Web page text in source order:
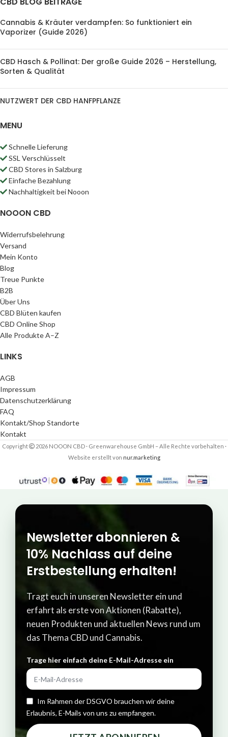
Cannabis & Kräuter verdampfen: So funktioniert ein
Vaporizer (Guide 2026)
CBD Hasch & Pollinat: Der große Guide 2026 – Herstellung,
Sorten & Qualität
NUTZWERT DER CBD HANFPFLANZE
MENU
Schnelle Lieferung
SSL Verschlüsselt
CBD Stores in Salzburg
Einfache Bezahlung
Nachhaltigkeit bei Nooon
NOOON CBD
Widerrufsbelehrung
Versand
Mein Konto
Blog
Treue Punkte
B2B
Über Uns
CBD Blüten kaufen
CBD Online Shop
Alle Produkte A–Z
LINKS
AGB
Impressum
Datenschutzerklärung
FAQ
Kontakt/Shop Standorte
Kontakt
Copyright 2026 NOOON CBD · Greenwarehouse GmbH – Alle Rechte vorbehalten ·
Website erstellt von nur.marketing
Newsletter abonnieren &
10% Nachlass auf deine
Erstbestellung erhalten!
Tragt euch in unseren Newsletter ein und
erfahrt als erste von Aktionen (Rabatte),
neuen Produkten und aktuellen News rund um
das Thema CBD und Cannabis.
Trage hier einfach deine E-Mail-Adresse ein​
Im Rahmen der DSGVO brauchen wir deine
Erlaubnis, E-Mails von uns zu empfangen.